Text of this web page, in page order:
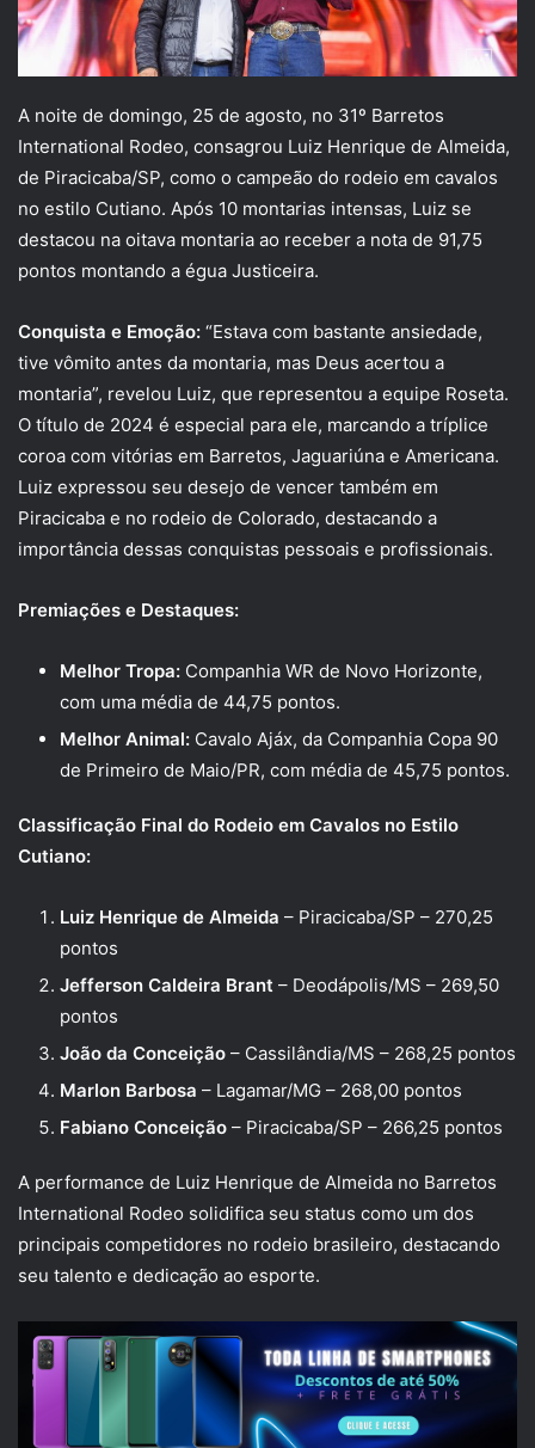
A noite de domingo, 25 de agosto, no 31º Barretos
International Rodeo, consagrou Luiz Henrique de Almeida,
de Piracicaba/SP, como o campeão do rodeio em cavalos
no estilo Cutiano. Após 10 montarias intensas, Luiz se
destacou na oitava montaria ao receber a nota de 91,75
pontos montando a égua Justiceira.
Conquista e Emoção: “Estava com bastante ansiedade,
tive vômito antes da montaria, mas Deus acertou a
montaria”, revelou Luiz, que representou a equipe Roseta.
O título de 2024 é especial para ele, marcando a tríplice
coroa com vitórias em Barretos, Jaguariúna e Americana.
Luiz expressou seu desejo de vencer também em
Piracicaba e no rodeio de Colorado, destacando a
importância dessas conquistas pessoais e profissionais.
Premiações e Destaques:
Melhor Tropa: Companhia WR de Novo Horizonte,
com uma média de 44,75 pontos.
Melhor Animal: Cavalo Ajáx, da Companhia Copa 90
de Primeiro de Maio/PR, com média de 45,75 pontos.
Classificação Final do Rodeio em Cavalos no Estilo
Cutiano:
Luiz Henrique de Almeida – Piracicaba/SP – 270,25
pontos
Jefferson Caldeira Brant – Deodápolis/MS – 269,50
pontos
João da Conceição – Cassilândia/MS – 268,25 pontos
Marlon Barbosa – Lagamar/MG – 268,00 pontos
Fabiano Conceição – Piracicaba/SP – 266,25 pontos
A performance de Luiz Henrique de Almeida no Barretos
International Rodeo solidifica seu status como um dos
principais competidores no rodeio brasileiro, destacando
seu talento e dedicação ao esporte.